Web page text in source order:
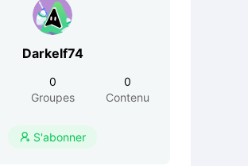
Darkelf74
0
Groupes
0
Contenu
 S'abonner